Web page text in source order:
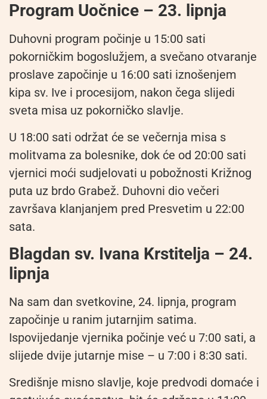
Program Uočnice – 23. lipnja
Duhovni program počinje u 15:00 sati
pokorničkim bogoslužjem, a svečano otvaranje
proslave započinje u 16:00 sati iznošenjem
kipa sv. Ive i procesijom, nakon čega slijedi
sveta misa uz pokorničko slavlje.
U 18:00 sati održat će se večernja misa s
molitvama za bolesnike, dok će od 20:00 sati
vjernici moći sudjelovati u pobožnosti Križnog
puta uz brdo Grabež. Duhovni dio večeri
završava klanjanjem pred Presvetim u 22:00
sata.
Blagdan sv. Ivana Krstitelja – 24.
lipnja
Na sam dan svetkovine, 24. lipnja, program
započinje u ranim jutarnjim satima.
Ispovijedanje vjernika počinje već u 7:00 sati, a
slijede dvije jutarnje mise – u 7:00 i 8:30 sati.
Središnje misno slavlje, koje predvodi domaće i